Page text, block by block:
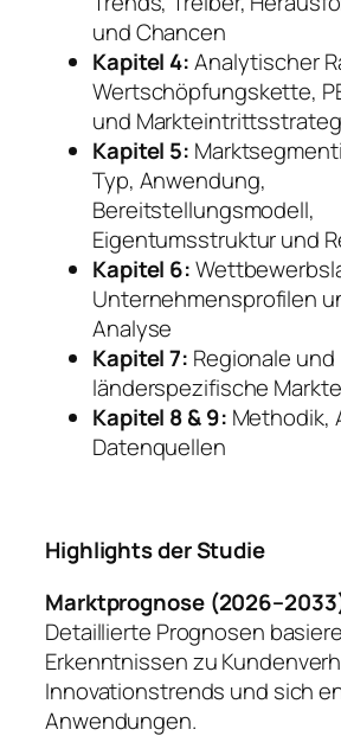
und Chancen
Kapitel 4:Analytischer
Wertschöpfungskette,
und
Kapitel 5:
Typ, Anwendung,
Bereitstellungsmodell,
Eigentumsstruktur und
Kapitel 6:
Unternehmensprofilen
Analyse
Kapitel 7: Regionale und
länderspezifische
Kapitel 8 & 9: Methodik,
Datenquellen
Highlights der Studie
Marktprognose
Detaillierte Prognosen
Erkenntnissen zu
Innovationstrends und sich
Anwendungen.